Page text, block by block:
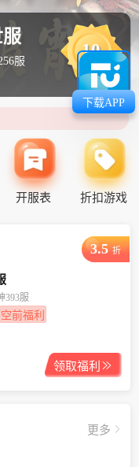
服
10
开服表 折扣游戏
3.5 折
393服
空前福利
领取福利 
更多
下载APP